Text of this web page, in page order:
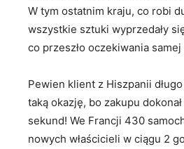
W tym ostatnim kraju, co robi
wszystkie sztuki wyprzedały
co przeszło oczekiwania samej
Pewien klient z Hiszpanii
taką okazję, bo zakupu
sekund! We Francji 430
nowych właścicieli w ciągu 2